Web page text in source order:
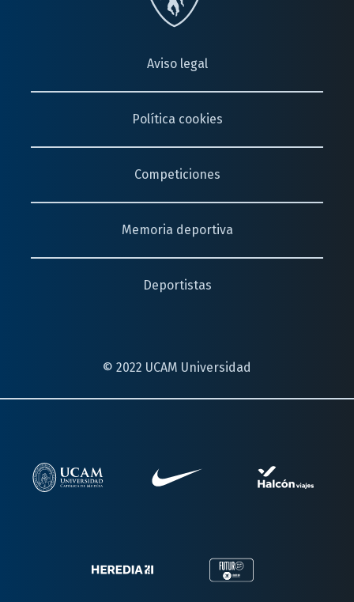
Aviso legal
Política cookies
Competiciones
Memoria deportiva
Deportistas
© 2022 UCAM Universidad